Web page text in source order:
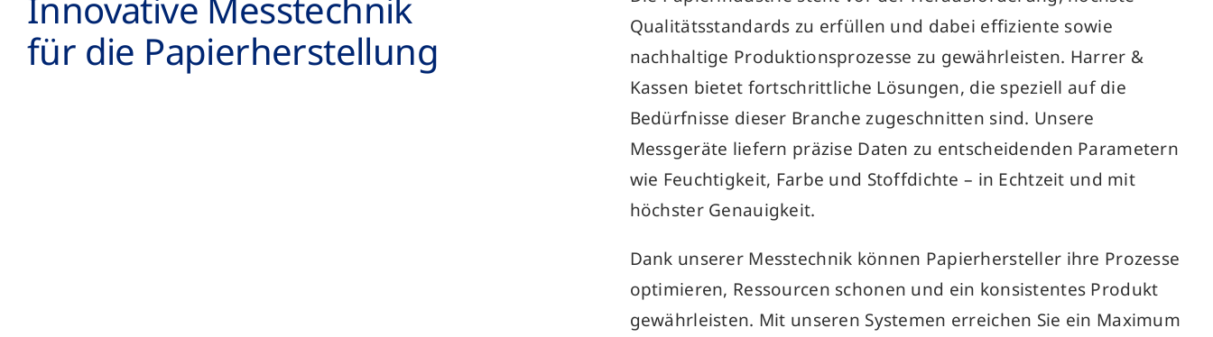
für die Papier­herstellung
Qualitätsstandards zu erfüllen und dabei effiziente sowie
nachhaltige Produktionsprozesse zu gewährleisten. Harrer &
Kassen bietet fortschrittliche Lösungen, die speziell auf die
Bedürfnisse dieser Branche zugeschnitten sind. Unsere
Messgeräte liefern präzise Daten zu entscheidenden Parametern
wie Feuchtigkeit, Farbe und Stoffdichte – in Echtzeit und mit
höchster Genauigkeit.
Dank unserer Messtechnik können Papierhersteller ihre Prozesse
optimieren, Ressourcen schonen und ein konsistentes Produkt
gewährleisten. Mit unseren Systemen erreichen Sie ein Maximum